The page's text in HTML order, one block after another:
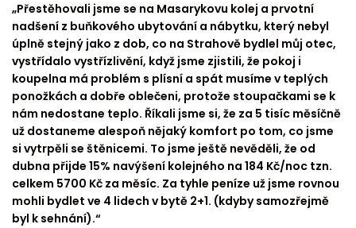
„Přestěhovali jsme se na Masarykovu kolej a prvotní
nadšení z buňkového ubytování a nábytku, který nebyl
úplně stejný jako z dob, co na Strahově bydlel můj otec,
vystřídalo vystřízlivění, když jsme zjistili, že pokoj i
koupelna má problém s plísní a spát musíme v teplých
ponožkách a dobře oblečeni, protože stoupačkami se k
nám nedostane teplo. Říkali jsme si, že za 5 tisíc měsíčně
už dostaneme alespoň nějaký komfort po tom, co jsme
si vytrpěli se štěnicemi. To jsme ještě nevěděli, že od
dubna přijde 15% navýšení kolejného na 184 Kč/noc tzn.
celkem 5700 Kč za měsíc. Za tyhle peníze už jsme rovnou
mohli bydlet ve 4 lidech v bytě 2+1. (kdyby samozřejmě
byl k sehnání).“